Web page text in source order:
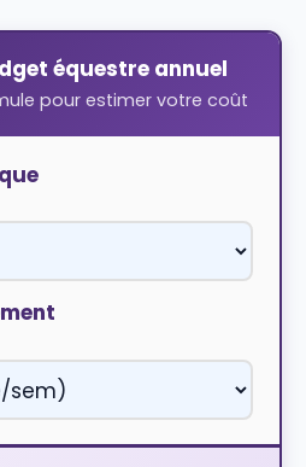
équestre annuel
pour estimer votre coût